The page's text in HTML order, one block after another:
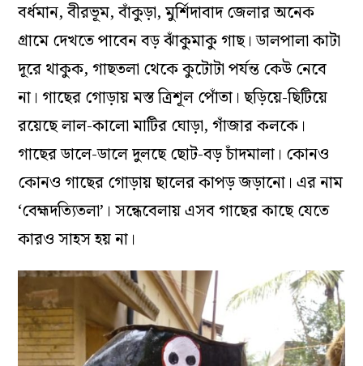
বর্ধমান, বীরভূম, বাঁকুড়া, মুর্শিদাবাদ জেলার অনেক
গ্রামে দেখতে পাবেন বড় ঝাঁকুমাকু গাছ। ডালপালা কাটা
দূরে থাকুক, গাছতলা থেকে কুটোটা পর্যন্ত কেউ নেবে
না। গাছের গোড়ায় মস্ত ত্রিশূল পোঁতা। ছড়িয়ে-ছিটিয়ে
রয়েছে লাল-কালো মাটির ঘোড়া, গাঁজার কলকে।
গাছের ডালে-ডালে দুলছে ছোট-বড় চাঁদমালা। কোনও
কোনও গাছের গোড়ায় ছালের কাপড় জড়ানো। এর নাম
‘বেহ্মদত্যিতলা’। সন্ধেবেলায় এসব গাছের কাছে যেতে
কারও সাহস হয় না।